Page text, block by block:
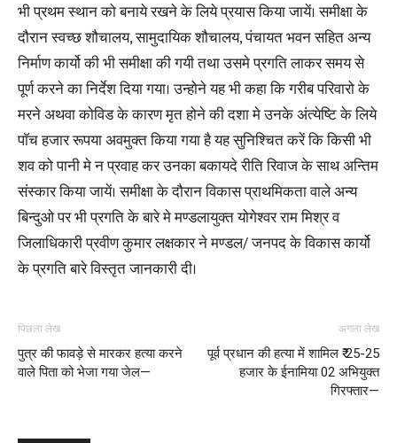
भी प्रथम स्थान को बनाये रखने के लिये प्रयास किया जायें। समीक्षा के
दौरान स्वच्छ शौचालय, सामुदायिक शौचालय, पंचायत भवन सहित अन्य
निर्माण कार्यो की भी समीक्षा की गयी तथा उसमे प्रगति लाकर समय से
पूर्ण करने का निर्देश दिया गया। उन्होने यह भी कहा कि गरीब परिवारो के
मरने अथवा कोविड के कारण मृत होने की दशा मे उनके अंत्येष्टि के लिये
पाॅच हजार रूपया अवमुक्त किया गया है यह सुनिश्चित करें कि किसी भी
शव को पानी मे न प्रवाह कर उनका बकायदे रीति रिवाज के साथ अन्तिम
संस्कार किया जायें। समीक्षा के दौरान विकास प्राथमिकता वाले अन्य
बिन्दुओ पर भी प्रगति के बारे मे मण्डलायुक्त योगेश्वर राम मिश्र व
जिलाधिकारी प्रवीण कुमार लक्षकार ने मण्डल/ जनपद के विकास कार्यो
के प्रगति बारे विस्तृत जानकारी दी।
पिछला लेख
पुत्र की फावड़े से मारकर हत्या करने
वाले पिता को भेजा गया जेल—
अगला लेख
पूर्व प्रधान की हत्या में शामिल ₹ 25-25
हजार के ईनामिया 02 अभियुक्त
गिरफ्तार—